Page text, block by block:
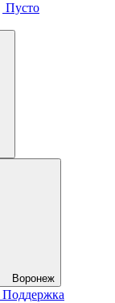
Пусто
Воронеж
Поддержка